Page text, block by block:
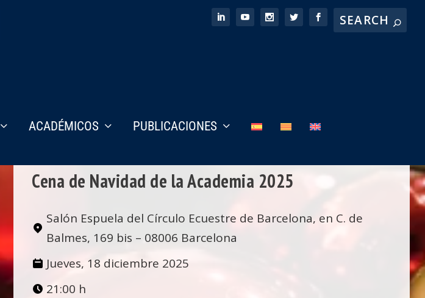
ACADÉMICOS PUBLICACIONES
Cena de Navidad de la Academia 2025
Salón Espuela del Círculo Ecuestre de Barcelona, en C. de
Balmes, 169 bis – 08006 Barcelona
Jueves, 18 diciembre 2025
21:00 h